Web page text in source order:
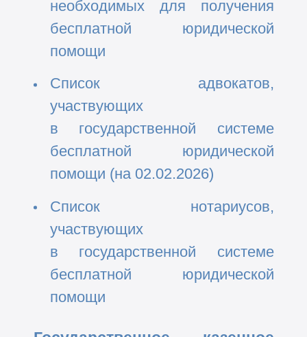
необходимых для получения
бесплатной юридической
помощи
Список адвокатов,
участвующих
в государственной системе
бесплатной юридической
помощи (на 02.02.2026)
Список нотариусов,
участвующих
в государственной системе
бесплатной юридической
помощи